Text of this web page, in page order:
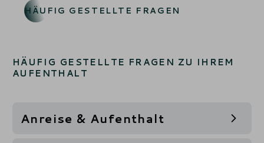
HÄUFIG GESTELLTE FRAGEN
HÄUFIG GESTELLTE FRAGEN ZU IHREM
AUFENTHALT
Anreise & Aufenthalt